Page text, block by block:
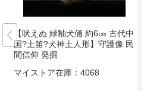
【吠えぬ 緑釉犬俑 約6㎝ 古代中
国?土笛?犬神土人形】守護像 民
間信仰 発掘
マイストア在庫： 4068